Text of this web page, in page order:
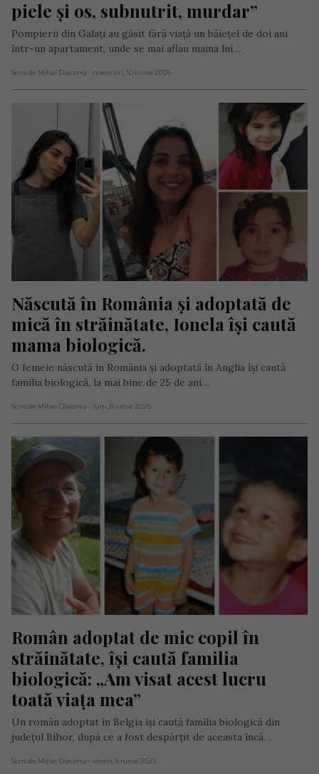
piele și os, subnutrit, murdar”
Pompierii din Galați au găsit fără viață un băiețel de doi ani
într-un apartament, unde se mai aflau mama lui…
Scris de Mihai Diaconu - miercuri, 10 iunie 2026
Născută în România și adoptată de
mică în străinătate, Ionela își caută
mama biologică.
O femeie născută în România și adoptată în Anglia își caută
familia biologică, la mai bine de 25 de ani…
Scris de Mihai Diaconu - luni, 8 iunie 2026
Român adoptat de mic copil în
străinătate, își caută familia
biologică: „Am visat acest lucru
toată viața mea”
Un român adoptat în Belgia își caută familia biologică din
județul Bihor, după ce a fost despărțit de aceasta încă…
Scris de Mihai Diaconu - vineri, 5 iunie 2026